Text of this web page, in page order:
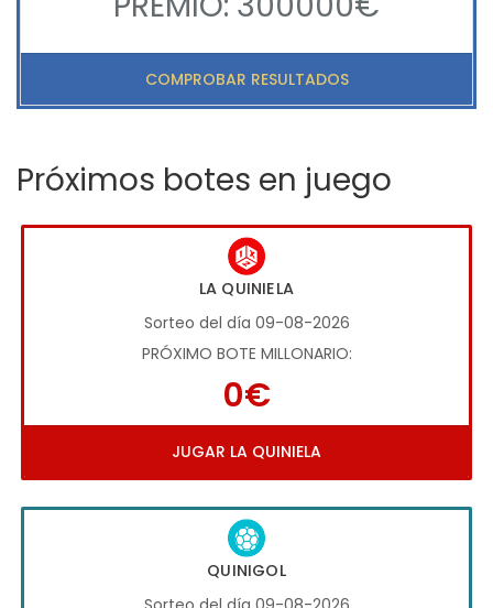
COMPROBAR RESULTADOS
Próximos botes en juego
LA QUINIELA
Sorteo del día 09-08-2026
PRÓXIMO BOTE MILLONARIO:
0€
JUGAR LA QUINIELA
QUINIGOL